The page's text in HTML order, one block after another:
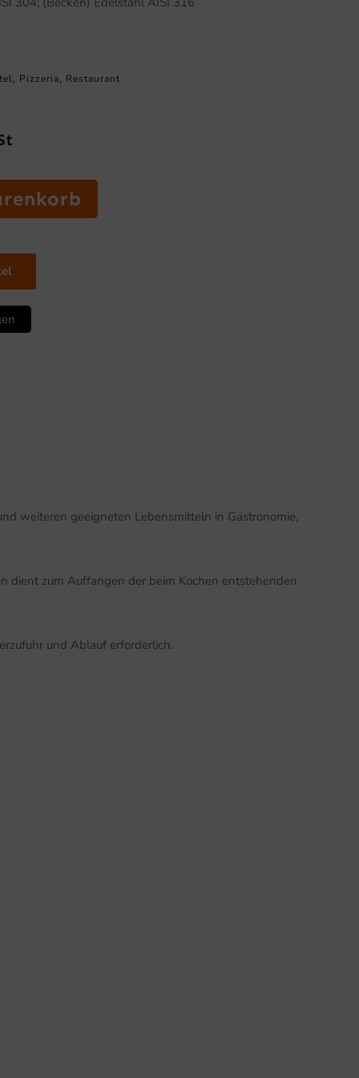
, Pizzeria, Restaurant
weiteren geeigneten Lebensmitteln in Gastronomie,
dient zum Auffangen der beim Kochen entstehenden
und Ablauf erforderlich.